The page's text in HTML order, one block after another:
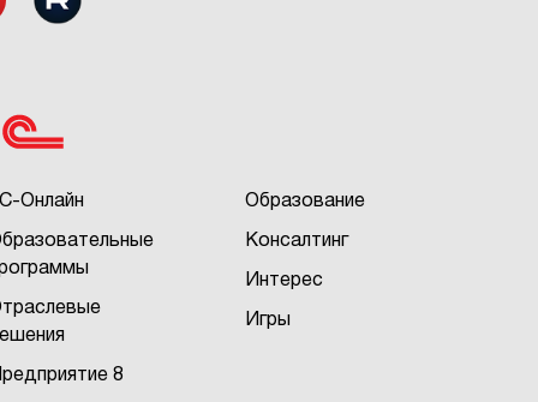
Онлайн
8
Образование
Консалтинг
Интерес
Игры